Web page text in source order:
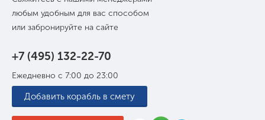
любым удобным для вас способом
или забронируйте на сайте
+7 (495) 132-22-70
Ежедневно с 7:00 до 23:00
Добавить корабль в смету